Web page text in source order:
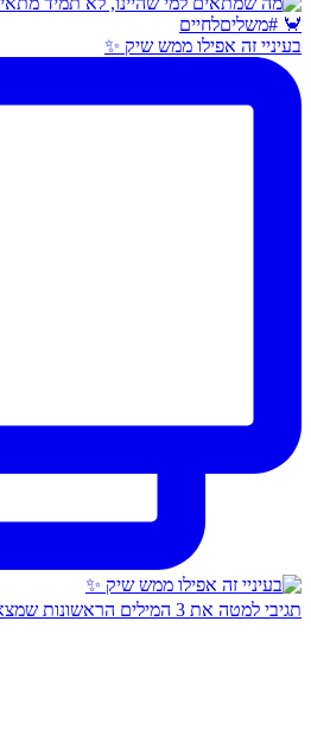
בעיניי זה אפילו ממש שיק ✨
תגיבי למטה את 3 המילים הראשונות שמצאת 👇🏻✨ יש סיבה